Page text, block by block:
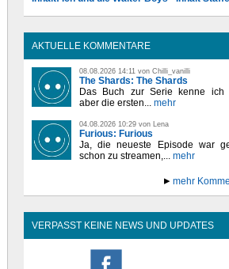
AKTUELLE KOMMENTARE
08.08.2026 14:11 von Chilli_vanilli
The Shards: The Shards
Das Buch zur Serie kenne ich
aber die ersten... mehr
04.08.2026 10:29 von Lena
Furious: Furious
Ja, die neueste Episode war
schon zu streamen,... mehr
mehr
VERPASST KEINE NEWS UND UPDATES